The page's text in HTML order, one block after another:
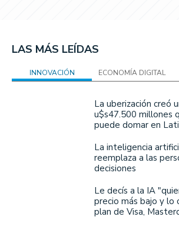
LAS MÁS LEÍDAS
INNOVACIÓN ECONOMÍA DIGITAL
La uberización creó
u$s47.500 millones
puede domar en
La inteligencia
reemplaza a las
decisiones
Le decís a la IA
precio más bajo y lo
plan de Visa,